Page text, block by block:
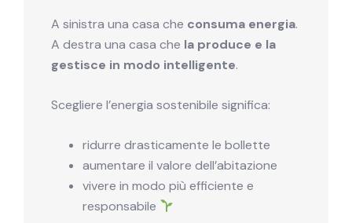
A sinistra una casa che consuma energia.
A destra una casa che la produce e la
gestisce in modo intelligente.
Scegliere l’energia sostenibile significa:
ridurre drasticamente le bollette
aumentare il valore dell’abitazione
vivere in modo più efficiente e
responsabile